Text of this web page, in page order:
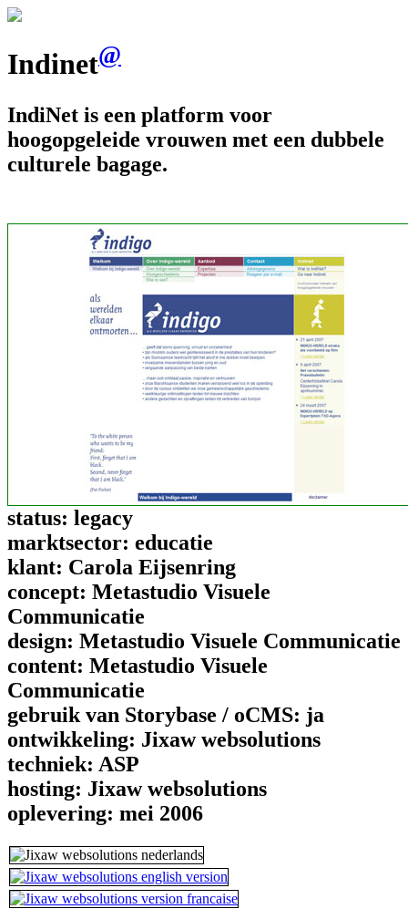
Indinet@
IndiNet is een platform voor
hoogopgeleide vrouwen met een dubbele
culturele bagage.
status: legacy
marktsector: educatie
klant: Carola Eijsenring
concept: Metastudio Visuele
Communicatie
design: Metastudio Visuele Communicatie
content: Metastudio Visuele
Communicatie
gebruik van Storybase / oCMS: ja
ontwikkeling: Jixaw websolutions
techniek: ASP
hosting: Jixaw websolutions
oplevering: mei 2006